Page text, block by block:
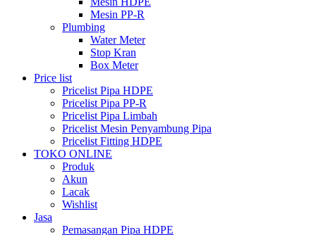
Mesin PP-R
Plumbing
Water Meter
Stop Kran
Box Meter
Price list
Pricelist Pipa HDPE
Pricelist Pipa PP-R
Pricelist Pipa Limbah
Pricelist Mesin Penyambung Pipa
Pricelist Fitting HDPE
TOKO ONLINE
Produk
Akun
Lacak
Wishlist
Jasa
Pemasangan Pipa HDPE